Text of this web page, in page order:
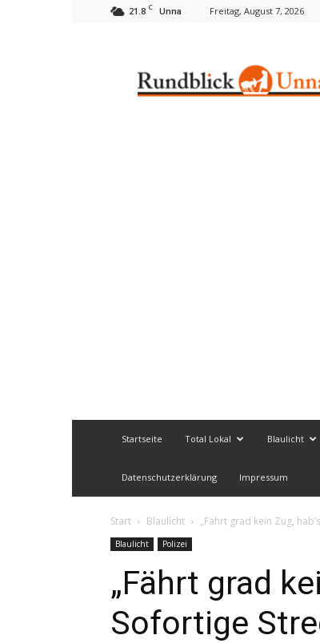
21.8 C Unna Freitag, August 7, 2026
Startseite Total Lokal Blaulicht
Datenschutzerklärung Impressum
Start Blaulicht „Fährt grad kein Zug,
Blaulicht Polizei
„Fährt grad
Sofortige